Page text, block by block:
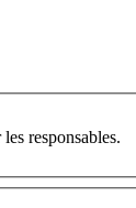
responsables.